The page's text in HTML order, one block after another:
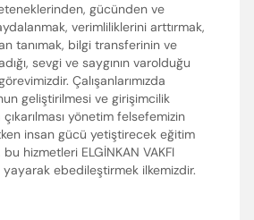
gücünden ve
verimliliklerini arttırmak,
tanımak, bilgi transferinin ve
sevgi ve saygının varolduğu
Çalışanlarımızda
geliştirilmesi ve girişimcilik
yönetim felsefemizin
insan gücü yetiştirecek eğitim
hizmetleri ELGİNKAN VAKFI
yayarak ebedileştirmek ilkemizdir.